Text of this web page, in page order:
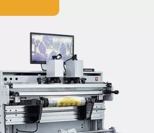
équipement de support pour les machines
de sérigraphie et les machines d'héliogravure.